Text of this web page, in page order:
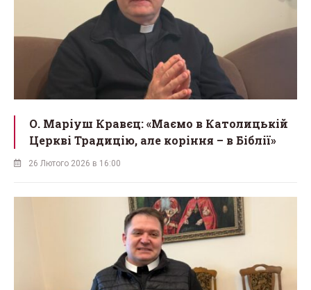
О. Маріуш Кравєц: «Маємо в Католицькій
Церкві Традицію, але коріння – в Біблії»
26 Лютого 2026 в 16:00